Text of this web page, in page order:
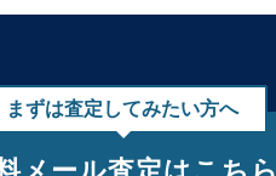
まずは査定してみたい方へ